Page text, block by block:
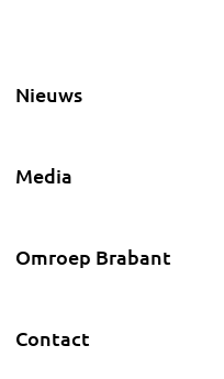
Nieuws
Media
Omroep Brabant
Contact